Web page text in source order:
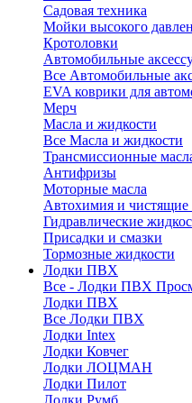
Садовая техника
Мойки высокого
Кротоловки
Автомобильные
Все Автомобильные
EVA коврики для
Мерч
Масла и жидкости
Все Масла и жидкости
Трансмиссионные
Антифризы
Моторные масла
Автохимия и чистящие
Гидравлические
Присадки и смазки
Тормозные жидкости
Лодки ПВХ
Все - Лодки ПВХ
Лодки ПВХ
Все Лодки ПВХ
Лодки Intex
Лодки Ковчег
Лодки ЛОЦМАН
Лодки Пилот
Лодки Румб